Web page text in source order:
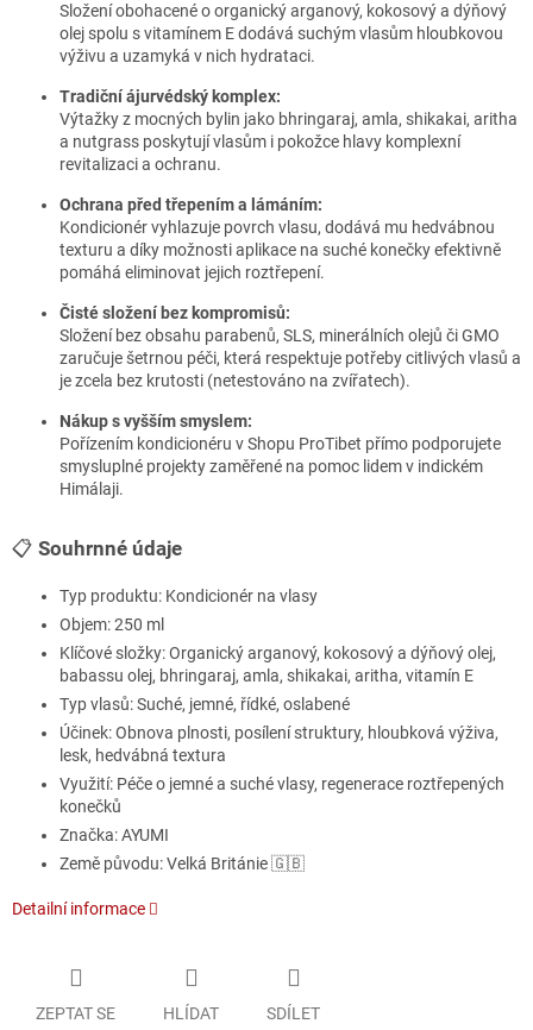
Složení obohacené o organický arganový, kokosový a dýňový
olej spolu s vitamínem E dodává suchým vlasům hloubkovou
výživu a uzamyká v nich hydrataci.
Tradiční ájurvédský komplex:
Výtažky z mocných bylin jako bhringaraj, amla, shikakai, aritha
a nutgrass poskytují vlasům i pokožce hlavy komplexní
revitalizaci a ochranu.
Ochrana před třepením a lámáním:
Kondicionér vyhlazuje povrch vlasu, dodává mu hedvábnou
texturu a díky možnosti aplikace na suché konečky efektivně
pomáhá eliminovat jejich roztřepení.
Čisté složení bez kompromisů:
Složení bez obsahu parabenů, SLS, minerálních olejů či GMO
zaručuje šetrnou péči, která respektuje potřeby citlivých vlasů a
je zcela bez krutosti (netestováno na zvířatech).
Nákup s vyšším smyslem:
Pořízením kondicionéru v Shopu ProTibet přímo podporujete
smysluplné projekty zaměřené na pomoc lidem v indickém
Himálaji.
📋 Souhrnné údaje
Typ produktu: Kondicionér na vlasy
Objem: 250 ml
Klíčové složky: Organický arganový, kokosový a dýňový olej,
babassu olej, bhringaraj, amla, shikakai, aritha, vitamín E
Typ vlasů: Suché, jemné, řídké, oslabené
Účinek: Obnova plnosti, posílení struktury, hloubková výživa,
lesk, hedvábná textura
Využití: Péče o jemné a suché vlasy, regenerace roztřepených
konečků
Značka: AYUMI
Země původu: Velká Británie 🇬🇧
Detailní informace
ZEPTAT SE HLÍDAT SDÍLET